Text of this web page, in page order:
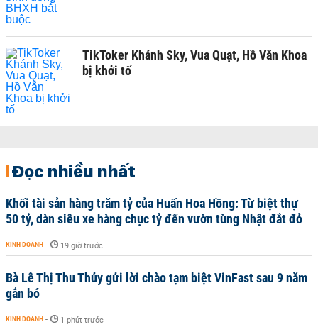
TikToker Khánh Sky, Vua Quạt, Hồ Văn Khoa
bị khởi tố
Đọc nhiều nhất
Khối tài sản hàng trăm tỷ của Huấn Hoa Hồng: Từ biệt thự
50 tỷ, dàn siêu xe hàng chục tỷ đến vườn tùng Nhật đắt đỏ
KINH DOANH - 19 giờ trước
Bà Lê Thị Thu Thủy gửi lời chào tạm biệt VinFast sau 9 năm
gắn bó
KINH DOANH - 1 phút trước